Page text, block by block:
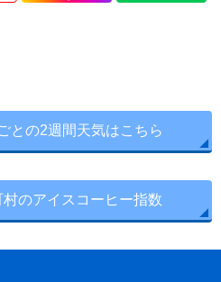
との2週間天気はこちら
のアイスコーヒー指数